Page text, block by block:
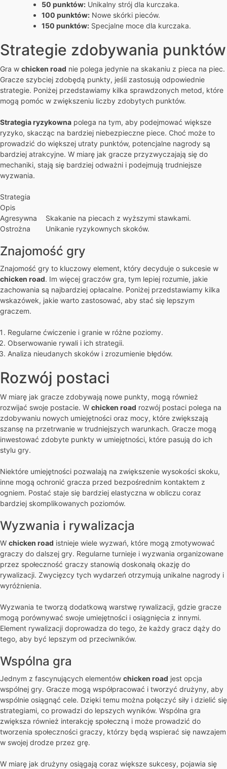
50 punktów: Unikalny strój dla kurczaka.
100 punktów: Nowe skórki pieców.
150 punktów: Specjalne moce dla kurczaka.
Strategie zdobywania punktów
Gra w chicken road nie polega jedynie na skakaniu z pieca na piec.
Gracze szybciej zdobędą punkty, jeśli zastosują odpowiednie
strategie. Poniżej przedstawiamy kilka sprawdzonych metod, które
mogą pomóc w zwiększeniu liczby zdobytych punktów.
Strategia ryzykowna polega na tym, aby podejmować większe
ryzyko, skacząc na bardziej niebezpieczne piece. Choć może to
prowadzić do większej utraty punktów, potencjalne nagrody są
bardziej atrakcyjne. W miarę jak gracze przyzwyczajają się do
mechaniki, stają się bardziej odważni i podejmują trudniejsze
wyzwania.
Strategia
Opis
Agresywna
Skakanie na piecach z wyższymi stawkami.
Ostrożna
Unikanie ryzykownych skoków.
Znajomość gry
Znajomość gry to kluczowy element, który decyduje o sukcesie w
chicken road. Im więcej graczów gra, tym lepiej rozumie, jakie
zachowania są najbardziej opłacalne. Poniżej przedstawiamy kilka
wskazówek, jakie warto zastosować, aby stać się lepszym
graczem.
Regularne ćwiczenie i granie w różne poziomy.
Obserwowanie rywali i ich strategii.
Analiza nieudanych skoków i zrozumienie błędów.
Rozwój postaci
W miarę jak gracze zdobywają nowe punkty, mogą również
rozwijać swoje postacie. W chicken road rozwój postaci polega na
zdobywaniu nowych umiejętności oraz mocy, które zwiększają
szansę na przetrwanie w trudniejszych warunkach. Gracze mogą
inwestować zdobyte punkty w umiejętności, które pasują do ich
stylu gry.
Niektóre umiejętności pozwalają na zwiększenie wysokości skoku,
inne mogą ochronić gracza przed bezpośrednim kontaktem z
ogniem. Postać staje się bardziej elastyczna w obliczu coraz
bardziej skomplikowanych poziomów.
Wyzwania i rywalizacja
W chicken road istnieje wiele wyzwań, które mogą zmotywować
graczy do dalszej gry. Regularne turnieje i wyzwania organizowane
przez społeczność graczy stanowią doskonałą okazję do
rywalizacji. Zwycięzcy tych wydarzeń otrzymują unikalne nagrody i
wyróżnienia.
Wyzwania te tworzą dodatkową warstwę rywalizacji, gdzie gracze
mogą porównywać swoje umiejętności i osiągnięcia z innymi.
Element rywalizacji doprowadza do tego, że każdy gracz dąży do
tego, aby być lepszym od przeciwników.
Wspólna gra
Jednym z fascynujących elementów chicken road jest opcja
wspólnej gry. Gracze mogą współpracować i tworzyć drużyny, aby
wspólnie osiągnąć cele. Dzięki temu można połączyć siły i dzielić się
strategiami, co prowadzi do lepszych wyników. Wspólna gra
zwiększa również interakcję społeczną i może prowadzić do
tworzenia społeczności graczy, którzy będą wspierać się nawzajem
w swojej drodze przez grę.
W miarę jak drużyny osiągają coraz większe sukcesy, pojawia się